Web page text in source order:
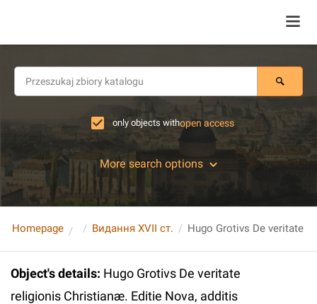
only objects withopen access
More search options
Homepage Видання XVII ст.
Object's details: Hugo Grotivs De veritate
religionis Christianæ. Editie Nova, additis